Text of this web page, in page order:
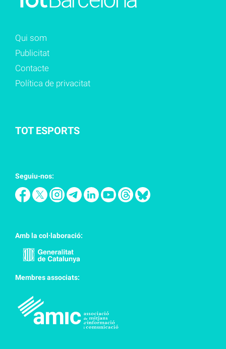
Qui som
Publicitat
Contacte
Política de privacitat
TOT ESPORTS
Seguiu-nos:
Amb la col·laboració:
Membres associats: